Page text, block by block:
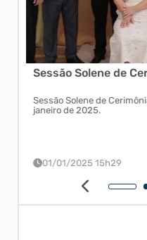
Sessão Solene de
Sessão Solene de
janeiro de 2025.
01/01/2025 15h29